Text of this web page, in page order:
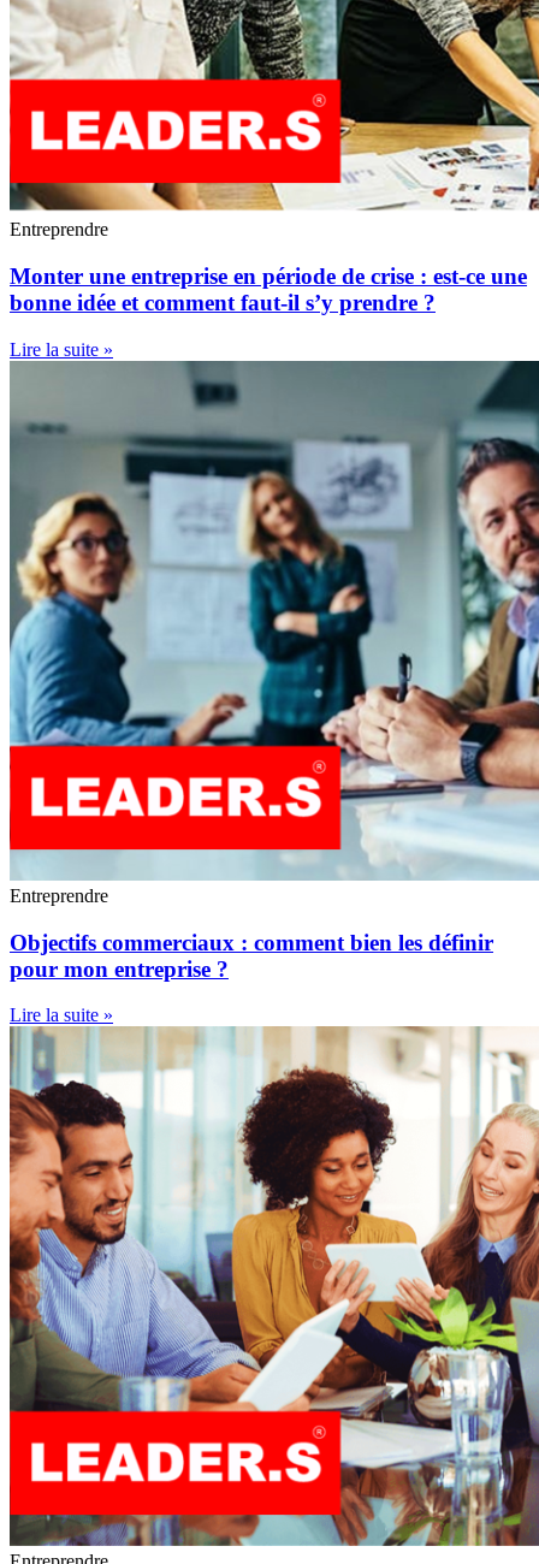
Entreprendre
Monter une entreprise en période de crise : est-ce une
bonne idée et comment faut-il s’y prendre ?
Lire la suite »
Entreprendre
Objectifs commerciaux : comment bien les définir
pour mon entreprise ?
Lire la suite »